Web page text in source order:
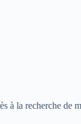
à la recherche de